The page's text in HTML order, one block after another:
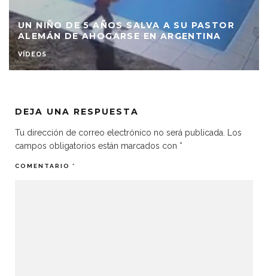
UN NIÑO DE 5 AÑOS SALVA A SU PASTOR
ALEMÁN DE AHOGARSE EN ARGENTINA
VÍDEOS
DEJA UNA RESPUESTA
Tu dirección de correo electrónico no será publicada.
Los
campos obligatorios están marcados con *
COMENTARIO *